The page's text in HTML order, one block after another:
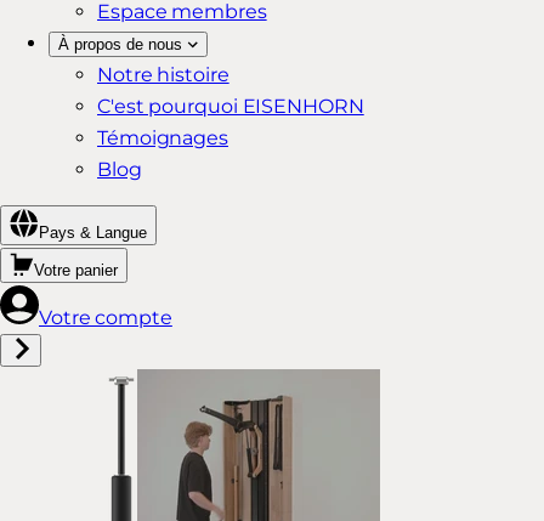
Espace membres
À propos de nous
Notre histoire
C'est pourquoi EISENHORN
Témoignages
Blog
Pays & Langue
Votre panier
Votre compte